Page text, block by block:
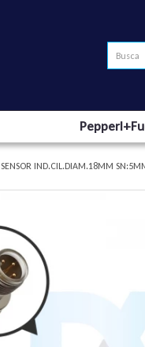
SENSOR IND.CIL.DIAM.18MM